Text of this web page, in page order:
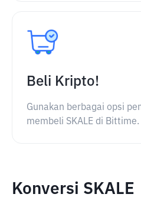
Beli Kripto!
Gunakan berbagai opsi
membeli SKALE di Bittime.
Konversi SKALE